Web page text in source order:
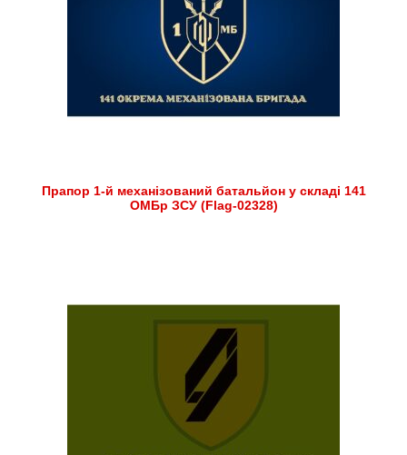
Прапор 1-й механізований батальйон у складі 141
ОМБр ЗСУ (Flag-02328)